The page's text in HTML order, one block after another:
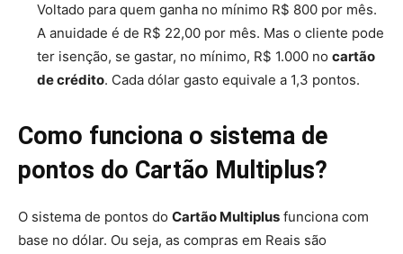
Voltado para quem ganha no mínimo R$ 800 por mês.
A anuidade é de R$ 22,00 por mês. Mas o cliente pode
ter isenção, se gastar, no mínimo, R$ 1.000 no cartão
de crédito. Cada dólar gasto equivale a 1,3 pontos.
Como funciona o sistema de
pontos do Cartão Multiplus?
O sistema de pontos do Cartão Multiplus funciona com
base no dólar. Ou seja, as compras em Reais são